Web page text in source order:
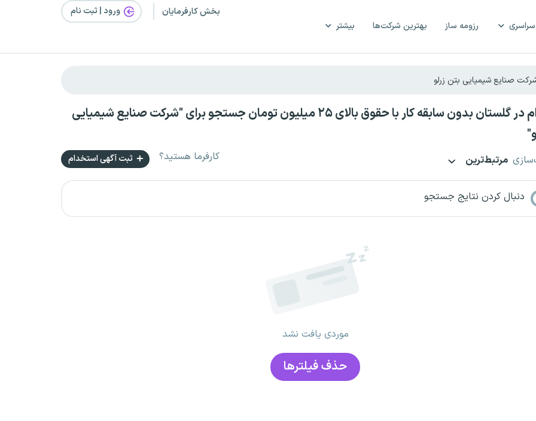
رزومه ساز بهترین شرکت‌ها بیشتر
بخش کارفرمایان ورود | ثبت‌ نام
استخدام در گلستان بدون سابقه کار با حقوق بالای ۲۵ میلیون تومان جستجو برای "شرکت صنایع شیمیایی
مرتبط‌ترین کارفرما هستید؟ ثبت آگهی استخدام
دنبال کردن نتایج جستجو
موردی یافت نشد
حذف فیلتر‌ها